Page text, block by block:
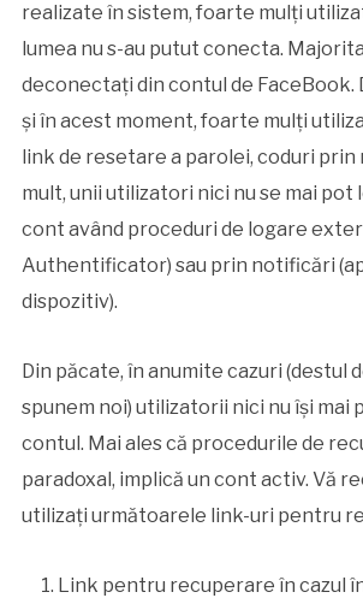
realizate în sistem, foarte mulți
lumea nu s-au putut conecta.
deconectați din contul de FaceBook.
și în acest moment, foarte mulți
link de resetare a parolei, coduri prin
mult, unii utilizatori nici nu se mai pot
cont având proceduri de logare
Authentificator) sau prin notificări
dispozitiv).
Din păcate, în anumite cazuri (destul
spunem noi) utilizatorii nici nu își mai
contul. Mai ales că procedurile de
paradoxal, implică un cont activ. Vă
utilizați următoarele link-uri pentru
Link pentru recuperare în cazul